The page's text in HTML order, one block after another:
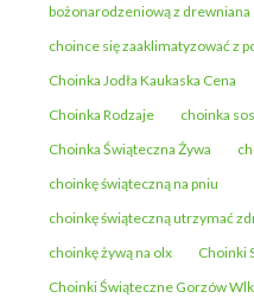
bożonarodzeniową z drewniana
choince się zaaklimatyzować z
Choinka Jodła Kaukaska Cena
Choinka Rodzaje
choinka
Choinka Świąteczna Żywa
choinkę świąteczną na pniu
choinkę świąteczną utrzymać
choinkę żywą na olx
Choinki
Choinki Świąteczne Gorzów